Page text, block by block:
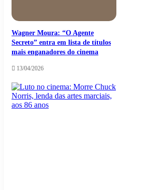
Wagner Moura: “O Agente
Secreto” entra em lista de títulos
mais enganadores do cinema
13/04/2026